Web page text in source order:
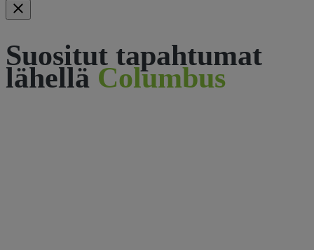
Suositut tapahtumat
lähellä Columbus